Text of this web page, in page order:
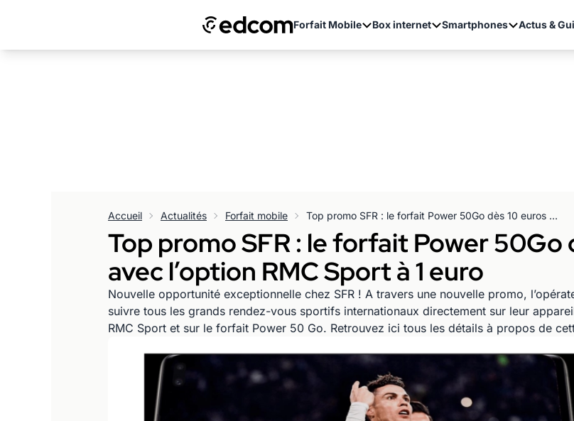
Forfait Mobile Box internet Smartphones Actus &
Accueil Actualités Forfait mobile Top promo SFR : le forfait Power 50Go dès 10 euros par mois avec l’option RMC Sport à 1 euro
Top promo SFR : le forfait Power 50Go
avec l’option RMC Sport à 1 euro
Nouvelle opportunité exceptionnelle chez SFR ! A travers une nouvelle promo,
suivre tous les grands rendez-vous sportifs internationaux directement sur leur
RMC Sport et sur le forfait Power 50 Go. Retrouvez ici tous les détails à propos de